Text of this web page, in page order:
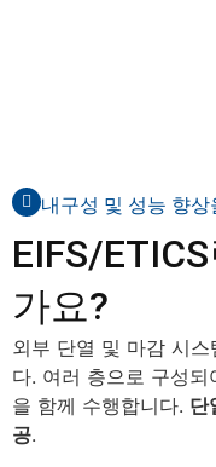
내구성 및 성능 향상
EIFS/
가요?
외부 단열 및 마감 시
다. 여러 층으로 구성
을 함께 수행합니다. 단
공.